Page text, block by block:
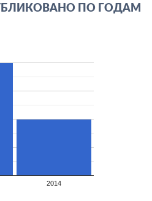
ПО ГОДАМ
2014